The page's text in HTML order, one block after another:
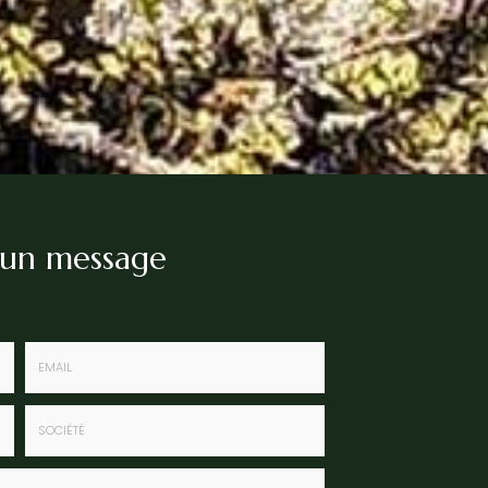
message
Email
*
Société